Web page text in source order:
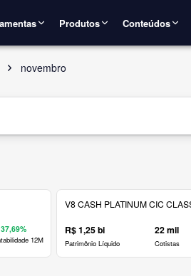
Produtos Conteúdos
novembro
37,69%
12M
V8 CASH PLATINUM CIC
R$ 1,25 bi
Patrimônio Líquido
22 mil
Cotistas